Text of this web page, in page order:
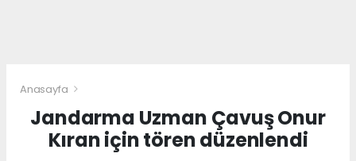
Anasayfa
Jandarma Uzman Çavuş Onur
Kıran için tören düzenlendi